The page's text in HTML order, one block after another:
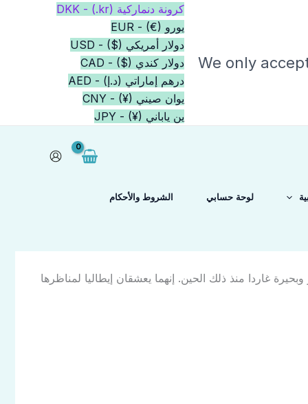
We only
كرونة دنماركية (kr.) - DKK
يورو (€) - EUR
دولار أمريكي ($) - USD
دولار كندي ($) - CAD
درهم إماراتي (د.إ) - AED
يوان صيني (¥) - CNY
ين ياباني (¥) - JPY
لوحة حسابي الشروط والأحكام
إلى البندقية في عام 2018، ولكنهما زارا أيضاً بادوفا وميلانو وبحيرة غاردا منذ ذلك الحين. إنهما يعشقان إيطاليا لمناظرها